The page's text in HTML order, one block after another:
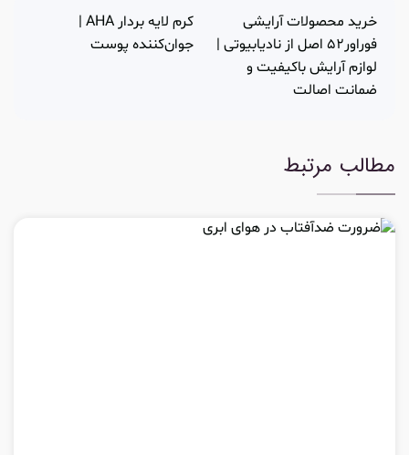
خرید محصولات آرایشی
فوراور52 اصل از نادیابیوتی |
لوازم آرایش باکیفیت و
ضمانت اصالت
کرم لایه بردار AHA |
جوان‌کننده پوست
مطالب مرتبط